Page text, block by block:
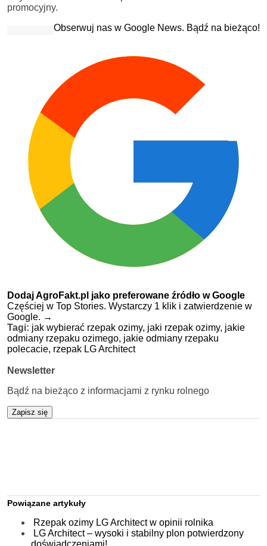
promocyjny.
Obserwuj nas w Google News. Bądź na bieżąco!
Dodaj AgroFakt.pl jako preferowane źródło w Google
Częściej w Top Stories. Wystarczy 1 klik i zatwierdzenie w
Google. →
Tagi: jak wybierać rzepak ozimy, jaki rzepak ozimy, jakie
odmiany rzepaku ozimego, jakie odmiany rzepaku
polecacie, rzepak LG Architect
Newsletter
Bądź na bieżąco z informacjami z rynku rolnego
Zapisz się
Powiązane artykuły
Rzepak ozimy LG Architect w opinii rolnika
LG Architect – wysoki i stabilny plon potwierdzony
doświadczeniami!